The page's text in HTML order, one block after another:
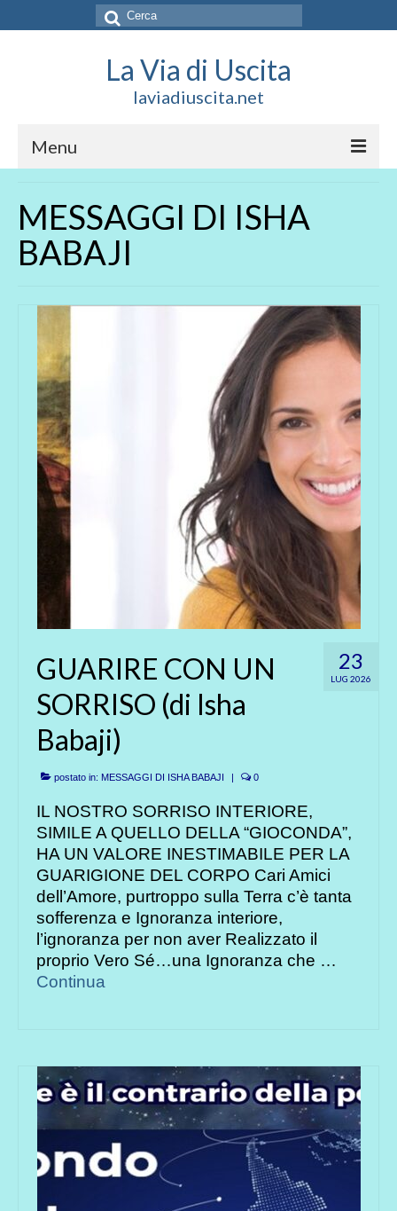
Cerca:
La Via di Uscita
laviadiuscita.net
Menu
CHI SIAMO
SOCIAL
SOSTIENICI
MESSAGGI DI ISHA
BABAJI
23
LUG 2026
GUARIRE CON UN
SORRISO (di Isha
Babaji)
postato in: MESSAGGI DI ISHA BABAJI | 0
IL NOSTRO SORRISO INTERIORE,
SIMILE A QUELLO DELLA “GIOCONDA”,
HA UN VALORE INESTIMABILE PER LA
GUARIGIONE DEL CORPO Cari Amici
dell’Amore, purtroppo sulla Terra c’è tanta
sofferenza e Ignoranza interiore,
l’ignoranza per non aver Realizzato il
proprio Vero Sé…una Ignoranza che …
Continua